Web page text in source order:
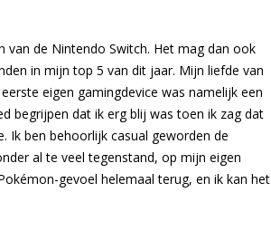
de Nintendo Switch. Het mag dan ook
in mijn top 5 van dit jaar. Mijn liefde van
eigen gamingdevice was namelijk een
begrijpen dat ik erg blij was toen ik zag dat
Ik ben behoorlijk casual geworden de
al te veel tegenstand, op mijn eigen
gevoel helemaal terug, en ik kan het